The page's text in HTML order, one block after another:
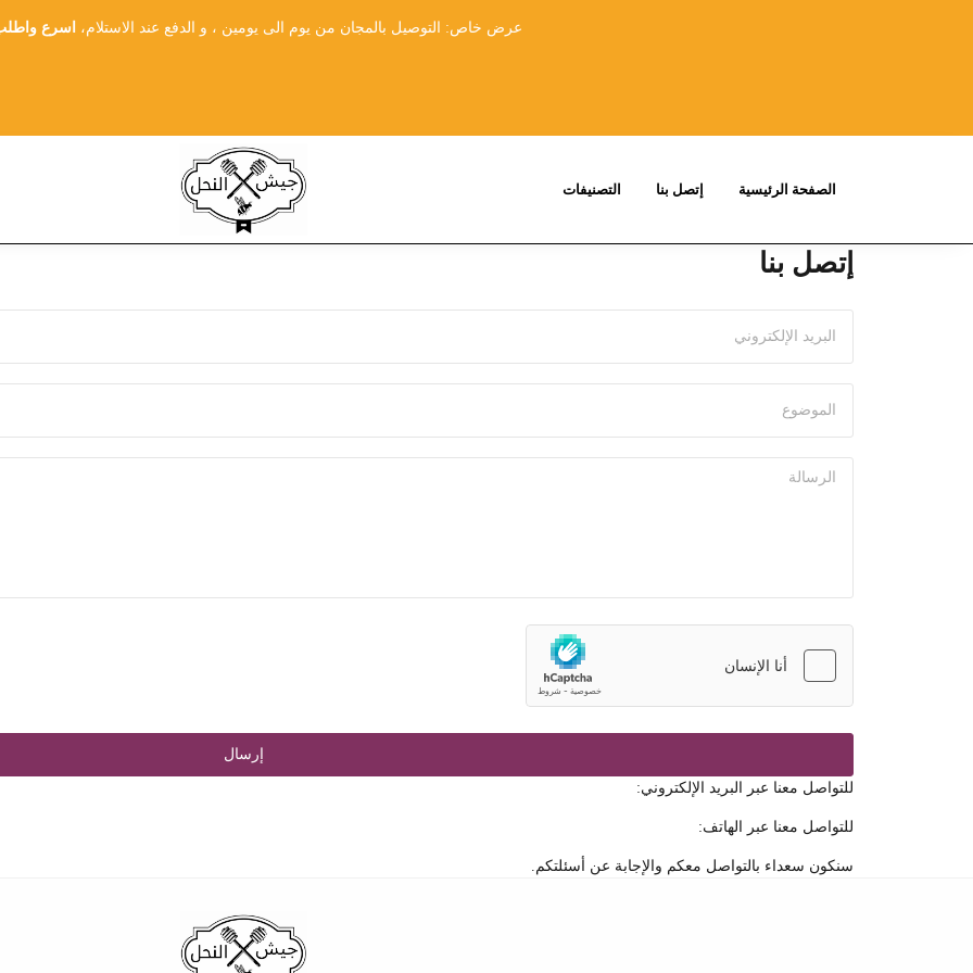
عرض خاص: التوصيل بالمجان من يوم الى يومين ، و الدفع عند الاستلام، اسرع
الصفحة الرئيسية إتصل بنا التصنيفات
إتصل بنا
إرسال
للتواصل معنا عبر البريد الإلكتروني:
للتواصل معنا عبر الهاتف:
سنكون سعداء بالتواصل معكم والإجابة عن أسئلتكم.